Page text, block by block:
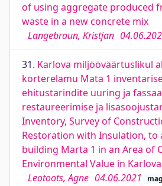
of using aggregate produced
waste in a new concrete mix
Langebraun, Kristjan
31. Karlova miljööväärtuslikul
korterelamu Mata 1
ehitustarindite uuring ja
restaureerimise ja
Inventory, Survey of
Restoration with Insulation, to
building Marta 1 in an Area of
Environmental Value in Karlova
Leotoots, Agne 04.06.2021